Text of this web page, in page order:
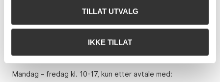
TILLAT UTVALG
IKKE TILLAT
E-post:post@gwpa.no
Åpningstider
Mandag – fredag kl. 10-17, kun etter avtale med: